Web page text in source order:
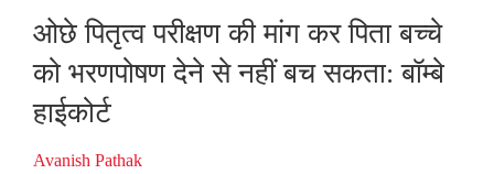
ओछे पितृत्व परीक्षण की मांग कर पिता बच्चे
को भरणपोषण देने से नहीं बच सकता: बॉम्बे
हाईकोर्ट
Avanish Pathak